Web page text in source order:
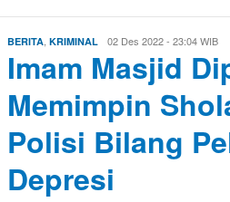
BERITA KRIMINAL Firman
Saputra
02 Des 2022 - 23:04 WIB
Imam Masjid
Memimpin
Polisi Bilang
Depresi